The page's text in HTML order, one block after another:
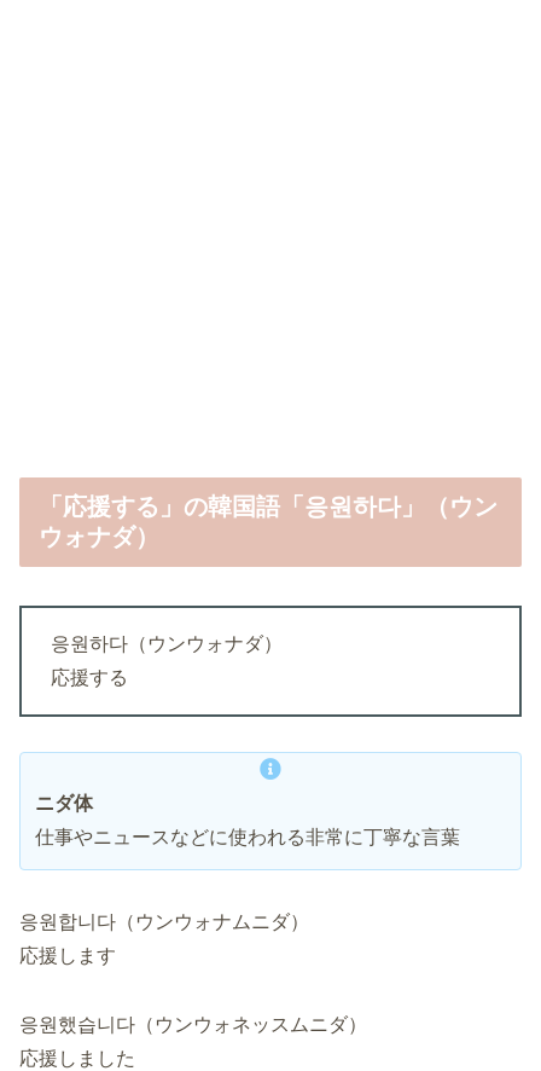
「応援する」の韓国語「응원하다」（ウン
ウォナダ）
응원하다（ウンウォナダ）
応援する
ニダ体
仕事やニュースなどに使われる非常に丁寧な言葉
응원합니다（ウンウォナムニダ）
応援します
응원했습니다（ウンウォネッスムニダ）
応援しました